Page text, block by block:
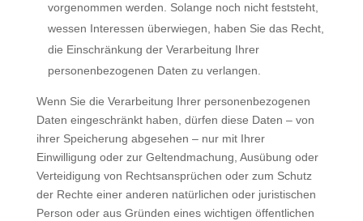
vorgenommen werden. Solange noch nicht feststeht,
wessen Interessen überwiegen, haben Sie das Recht,
die Einschränkung der Verarbeitung Ihrer
personenbezogenen Daten zu verlangen.
Wenn Sie die Verarbeitung Ihrer personenbezogenen
Daten eingeschränkt haben, dürfen diese Daten – von
ihrer Speicherung abgesehen – nur mit Ihrer
Einwilligung oder zur Geltendmachung, Ausübung oder
Verteidigung von Rechtsansprüchen oder zum Schutz
der Rechte einer anderen natürlichen oder juristischen
Person oder aus Gründen eines wichtigen öffentlichen